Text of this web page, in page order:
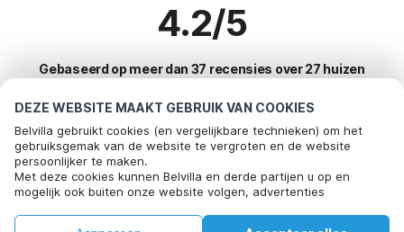
DEZE WEBSITE MAAKT GEBRUIK VAN COOKIES
Belvilla gebruikt cookies (en vergelijkbare technieken) om het
gebruiksgemak van de website te vergroten en de website
persoonlijker te maken.
Met deze cookies kunnen Belvilla en derde partijen u op en
mogelijk ook buiten onze website volgen, advertenties
social media.
4.2/5
Gebaseerd op meer dan 37 recensies over 27 huizen
Meest populaire bestemmingen voor
vakantie
Top steden met top voorzieningen voor vakantie
Kindvriendelijke vakantiehuizen bayeux
Bel om te boeken